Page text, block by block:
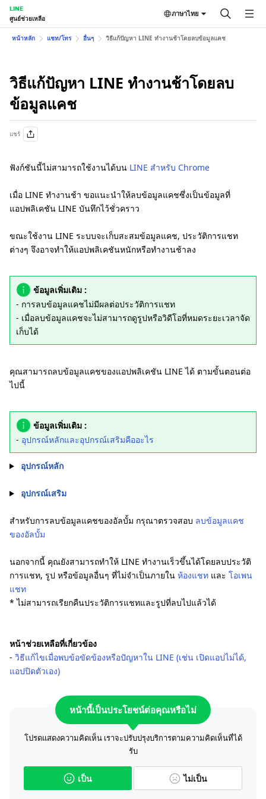
LINE
ศูนย์ช่วยเหลือ
ภาษาไทย
หน้าหลัก แชท/โทร อื่นๆ วิธีแก้ปัญหา LINE ทำงานช้าโดยลบข้อมูลแคช
วิธีแก้ปัญหา LINE ทำงานช้าโดยลบ
ข้อมูลแคช
แชร์
ฟังก์ชันนี้ไม่สามารถใช้งานได้บน LINE สำหรับ Chrome
เมื่อ LINE ทำงานช้า ขอแนะนำให้ลบข้อมูลแคชซึ่งเป็นข้อมูลที่
แอปพลิเคชัน LINE บันทึกไว้ชั่วคราว
ขณะใช้งาน LINE ระบบจะเก็บสะสมข้อมูลแคช, ประวัติการแชท
ต่างๆ จึงอาจทำให้แอปพลิเคชันหนักหรือทำงานช้าลง
ข้อมูลเพิ่มเติม :
- การลบข้อมูลแคชไม่มีผลต่อประวัติการแชท
- เมื่อลบข้อมูลแคชจะไม่สามารถดูรูปหรือวิดีโอที่หมดระยะเวลาจัด
เก็บได้
คุณสามารถลบข้อมูลแคชของแอปพลิเคชัน LINE ได้ ตามขั้นตอนต่อ
ไปนี้
ข้อมูลเพิ่มเติม :
- อุปกรณ์หลักและอุปกรณ์เสริมคืออะไร
อุปกรณ์หลัก
อุปกรณ์เสริม
สำหรับการลบข้อมูลแคชของอัลบั้ม กรุณาตรวจสอบ ลบข้อมูลแคช
ของอัลบั้ม
นอกจากนี้ คุณยังสามารถทำให้ LINE ทำงานเร็วขึ้นได้โดยลบประวัติ
การแชท, รูป หรือข้อมูลอื่นๆ ที่ไม่จำเป็นภายใน ห้องแชท และ โอเพน
แชท
* ไม่สามารถเรียกคืนประวัติการแชทและรูปที่ลบไปแล้วได้
หน้าช่วยเหลือที่เกี่ยวข้อง
‐ วิธีแก้ไขเมื่อพบข้อขัดข้องหรือปัญหาใน LINE (เช่น เปิดแอปไม่ได้,
แอปปิดตัวเอง)
หน้านี้เป็นประโยชน์ต่อคุณหรือไม่
โปรดแสดงความคิดเห็น เราจะปรับปรุงบริการตามความคิดเห็นที่ได้
รับ
เป็น ไม่เป็น